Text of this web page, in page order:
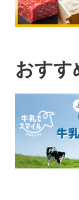
おすす